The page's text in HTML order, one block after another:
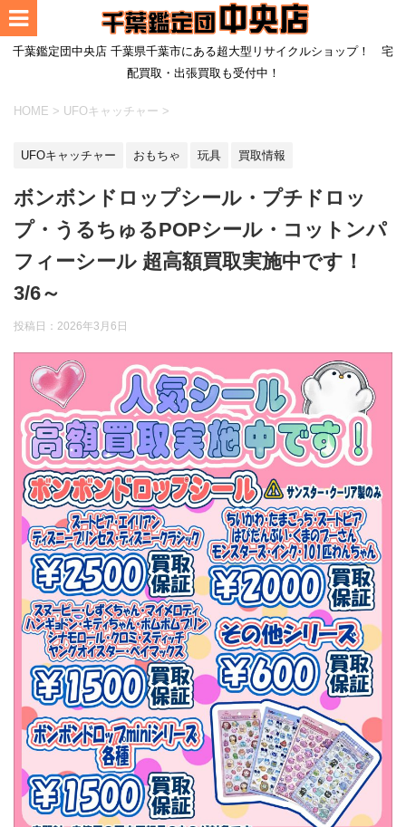
千葉鑑定団中央店 千葉県千葉市にある超大型リサイクルショップ！ 宅
配買取・出張買取も受付中！
HOME > UFOキャッチャー >
UFOキャッチャー おもちゃ 玩具 買取情報
ボンボンドロップシール・プチドロッ
プ・うるちゅるPOPシール・コットンパ
フィーシール 超高額買取実施中です！
3/6～
投稿日：2026年3月6日